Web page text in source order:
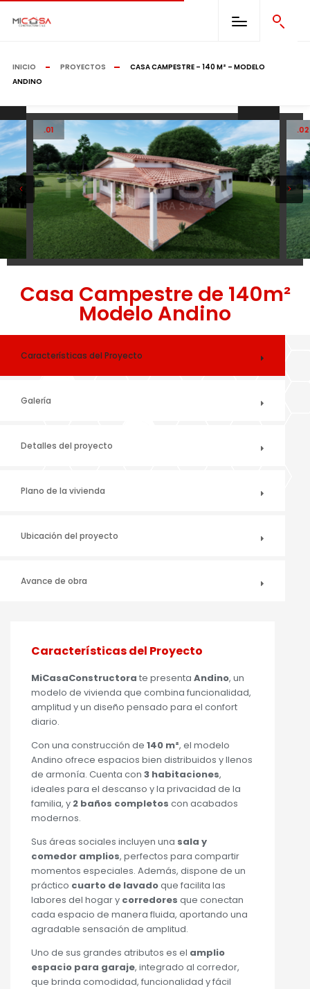
INICIO PROYECTOS
CASA CAMPESTRE – 140 M² – MODELO
ANDINO
.01 .02
Casa Campestre de 140m²
Modelo Andino
Características del Proyecto
Galería
Detalles del proyecto
Plano de la vivienda
Ubicación del proyecto
Avance de obra
Características del Proyecto
MiCasaConstructora te presenta Andino, un
modelo de vivienda que combina funcionalidad,
amplitud y un diseño pensado para el confort
diario.
Con una construcción de 140 m², el modelo
Andino ofrece espacios bien distribuidos y llenos
de armonía. Cuenta con 3 habitaciones,
ideales para el descanso y la privacidad de la
familia, y 2 baños completos con acabados
modernos.
Sus áreas sociales incluyen una sala y
comedor amplios, perfectos para compartir
momentos especiales. Además, dispone de un
práctico cuarto de lavadoque facilita las
labores del hogar y corredores que conectan
cada espacio de manera fluida, aportando una
agradable sensación de amplitud.
Uno de sus grandes atributos es el amplio
espacio para garaje, integrado al corredor,
que brinda comodidad, funcionalidad y fácil